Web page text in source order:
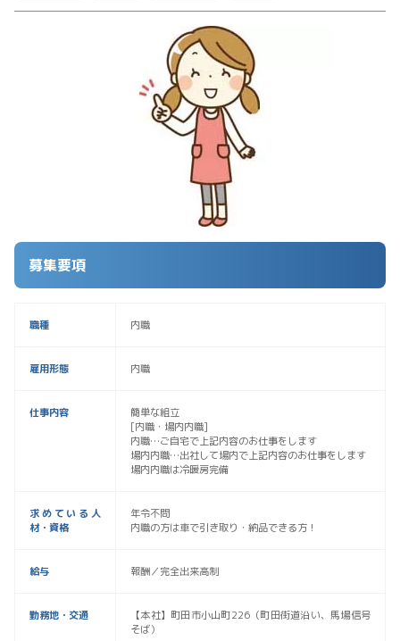
募集要項
職種 内職
雇用形態 内職
仕事内容
簡単な組立
[内職・場内内職]
内職…ご自宅で上記内容のお仕事をします
場内内職…出社して場内で上記内容のお仕事をします
場内内職は冷暖房完備
求めている人
材・資格
年令不問
内職の方は車で引き取り・納品できる方！
給与 報酬／完全出来高制
勤務地・交通
【本社】町田市小山町226（町田街道沿い、馬場信号
そば）